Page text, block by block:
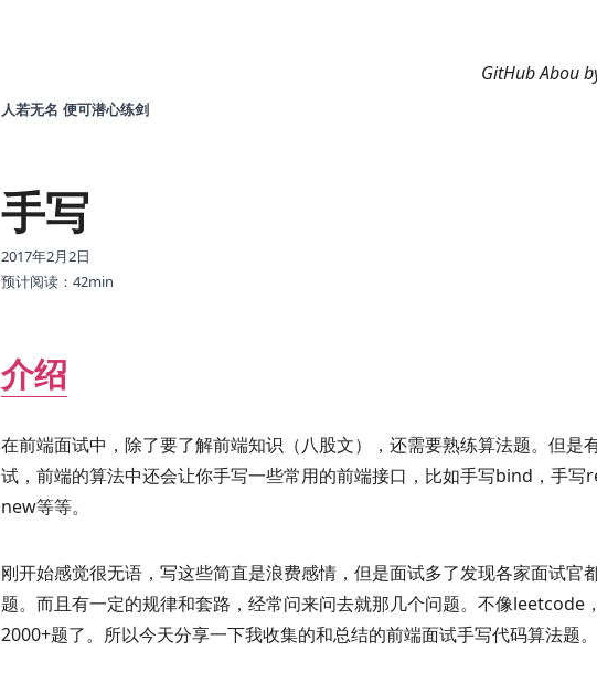
人若无名 便可潜心练剑
GitHubAbou
手写
2017年2月2日
预计阅读： 42min
介绍
在前端面试中，除了要了解前端知识（八股文），还需要熟练算法题。但是
试，前端的算法中还会让你手写一些常用的前端接口，比如手写bind，手写
new等等。
刚开始感觉很无语，写这些简直是浪费感情，但是面试多了发现各家面试官
题。而且有一定的规律和套路，经常问来问去就那几个问题。不像leetcode
2000+题了。所以今天分享一下我收集的和总结的前端面试手写代码算法题。